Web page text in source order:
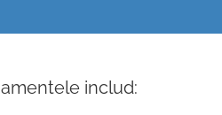
includ: